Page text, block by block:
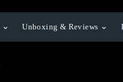
Unboxing & Reviews